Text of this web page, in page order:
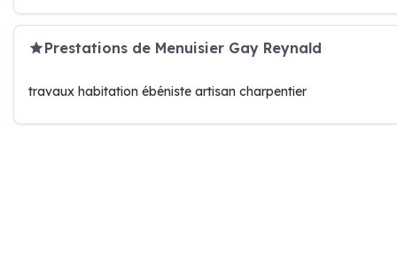
Prestations de Menuisier Gay Reynald
travaux habitation ébéniste artisan charpentier